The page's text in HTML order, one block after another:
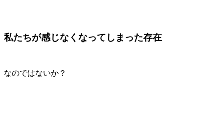
私たちが感じなくなってしまった存在
なのではないか？